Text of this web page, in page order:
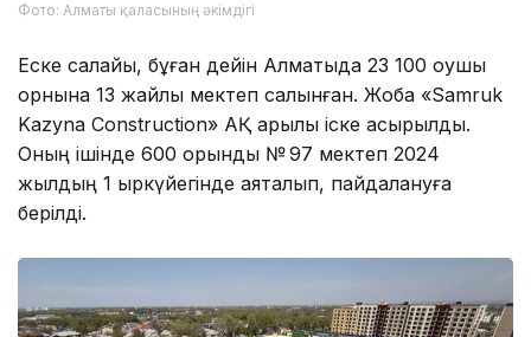
Фото: Алматы қаласының әкімдігі
Еске салайық, бұған дейін Алматыда 23 100 оқушы
орнына 13 жайлы мектеп салынған. Жоба «Samruk
Kazyna Construction» АҚ арқылы іске асырылды.
Оның ішінде 600 орындық № 97 мектеп 2024
жылдың 1 қыркүйегінде аяқталып, пайдалануға
берілді.